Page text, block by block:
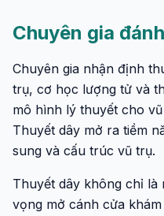
Chuyên gia
Chuyên gia nhận định
trụ, cơ học lượng tử và
mô hình lý thuyết cho
Thuyết dây mở ra tiềm
sung và cấu trúc vũ trụ.
Thuyết dây không chỉ là
vọng mở cánh cửa